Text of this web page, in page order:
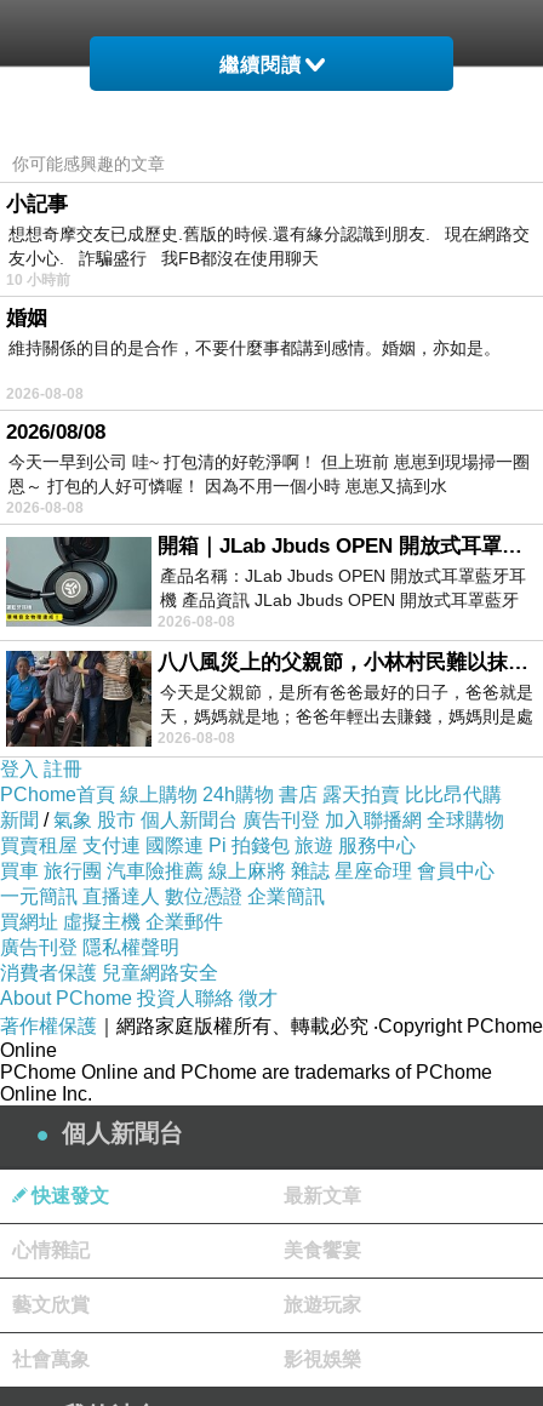
上買應該會比較便宜，
於是我參考了其他網友【SEIKO】SPIRIT 簡約風尚
太陽能計時腕錶(黑-40mm-V174-0AA0G)的推薦開
箱文及心得分享!
上網找了很多【SEIKO】SPIRIT 簡約風尚太陽能計
時腕錶(黑-40mm-V174-0AA0G)評論跟比價的結
果，還有哪裡買最便宜划算，發現它真的很不錯!!
而且24小時都能買，上網慢慢挑選，不用等店家開
門也不用看店員臉色，
服務這麼優，當然在網路購物最好啦~~你一定要來
看看【SEIKO】SPIRIT 簡約風尚太陽能計時腕錶
(黑-40mm-V174-0AA0G)~~
商品網址:
品號：3281478
日本原廠公司貨
以太陽能做為動力
不鏽鋼材質，防水100米
繼續閱讀
你可能感興趣的文章
小記事
想想奇摩交友已成歷史.舊版的時候.還有緣分認識到朋友. 現在網路交
友小心. 詐騙盛行 我FB都沒在使用聊天
10 小時前
婚姻
維持關係的目的是合作，不要什麼事都講到感情。婚姻，亦如是。
2026-08-08
2026/08/08
今天一早到公司 哇~ 打包清的好乾淨啊！ 但上班前 崽崽到現場掃一圈
恩～ 打包的人好可憐喔！ 因為不用一個小時 崽崽又搞到水
2026-08-08
開箱｜JLab Jbuds OPEN 開放式耳罩藍牙耳機 - 設計美學，輕巧、透氣、環境音全物理達成！
產品名稱：JLab Jbuds OPEN 開放式耳罩藍牙耳
機 產品資訊 JLab Jbuds OPEN 開放式耳罩藍牙
耳機評語：非常有特色，值得喜愛美型工
2026-08-08
八八風災上的父親節，小林村民難以抹滅的痛
今天是父親節，是所有爸爸最好的日子，爸爸就是
天，媽媽就是地；爸爸年輕出去賺錢，媽媽則是處
理家務，職業不分高低貴賤，只有人品才
2026-08-08
登入 註冊
PChome首頁 線上購物 24h購物 書店 露天拍賣 比比昂代購
新聞 /氣象 股市 個人新聞台 廣告刊登 加入聯播網 全球購物
買賣租屋 支付連 國際連 Pi 拍錢包 旅遊 服務中心
買車 旅行團 汽車險推薦 線上麻將 雜誌 星座命理 會員中心
一元簡訊 直播達人 數位憑證 企業簡訊
買網址 虛擬主機 企業郵件
廣告刊登 隱私權聲明
消費者保護 兒童網路安全
About PChome 投資人聯絡 徵才
著作權保護 ｜網路家庭版權所有、轉載必究 ‧Copyright PChome
Online
PChome Online and PChome are trademarks of PChome
Online Inc.
個人新聞台
快速發文 最新文章
心情雜記 美食饗宴
藝文欣賞 旅遊玩家
社會萬象 影視娛樂